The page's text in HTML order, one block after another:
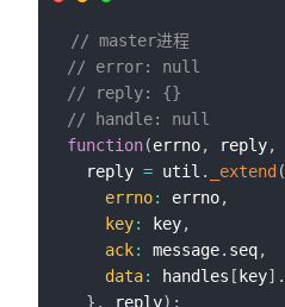
// master进程
// error: null
// reply: {}
// handle: null
function(errno, reply,
  reply
= util . _extend (
errno: errno,
key: key,
ack: message. seq,
data: handles [ key] .
} , reply) ;